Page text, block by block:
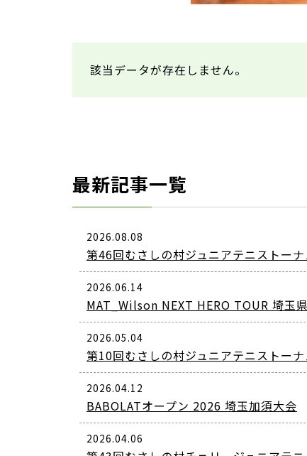
該当データが存在しません。
最新記事一覧
2026.08.08
第46回むさしの村ジュニアテニストー
2026.06.14
MAT_Wilson NEXT HERO TOUR 埼玉
2026.05.04
第10回むさしの村ジュニアテニストー
2026.04.12
BABOLATオープン 2026 埼玉加須大会
2026.04.06